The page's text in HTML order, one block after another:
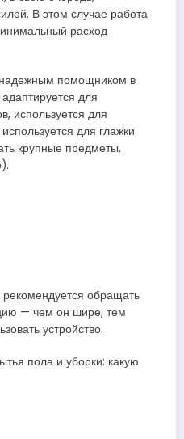
В этом случае работа
расход
надежным помощником в
для
используется для
для глажки
крупные предметы,
обращать
— чем он шире, тем
устройство.
пола и уборки: какую